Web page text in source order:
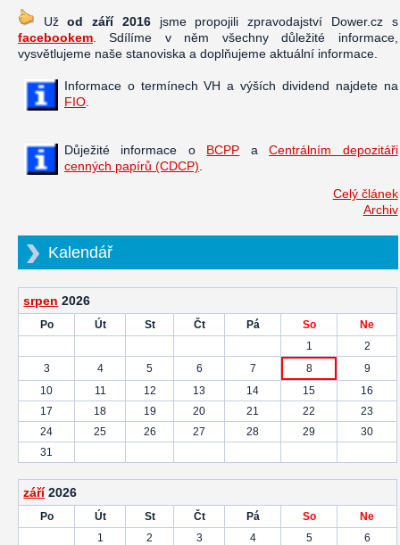
Užod září 2016jsme propojili zpravodajství Dower.cz s
facebookem . Sdílíme v něm všechny důležité informace,
vysvětlujeme naše stanoviska a doplňujeme aktuální informace.
Informace o termínech VH a výších dividend najdete na
FIO
Důježité informace o BCPP aCentrálním depozitáři
cenných papírů (CDCP)
Celý článek
Archiv
Kalendář
srpen 2026
Po Út St Čt Pá So
Ne
1
2
3
4 5 6 7 8
9
10
11 12 13 14 15
16
17
18 19 20 21 22
23
24
25 26 27 28 29
30
31
září 2026
Po Út St Čt Pá So
Ne
1
2 3 4 5
6